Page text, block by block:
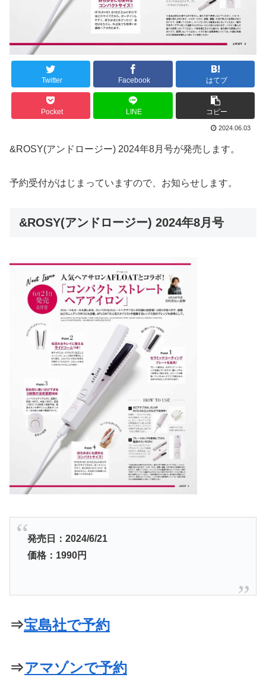
Twitter Facebook はてブ
Pocket LINE コピー
2024.06.03
&ROSY(アンドロージー) 2024年8月号が発売します。
予約受付がはじまっていますので、お知らせします。
&ROSY(アンドロージー) 2024年8月号
発売日：2024/6/21
価格：1990円
⇒宝島社で予約
⇒アマゾンで予約